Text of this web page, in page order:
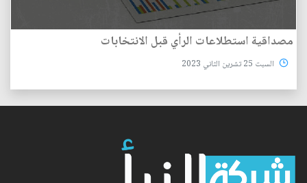
مصداقية استطلاعات الرأي قبل الانتخابات
السبت 25 تشرين الثاني 2023